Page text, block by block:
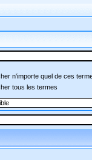
n'importe quel de ces
tous les termes